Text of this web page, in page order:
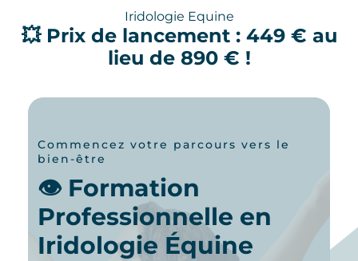
Iridologie Equine
💥 Prix de lancement : 449 € au
lieu de 890 € !
Commencez votre parcours vers le
bien-être
👁️ Formation
Professionnelle en
Iridologie Équine